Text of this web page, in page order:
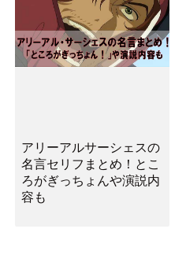
アリーアルサーシェスの
名言セリフまとめ！とこ
ろがぎっちょんや演説内
容も